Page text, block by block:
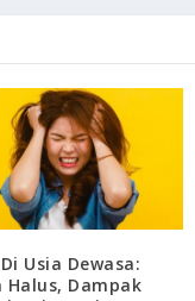
Usia Dewasa:
Halus, Dampak